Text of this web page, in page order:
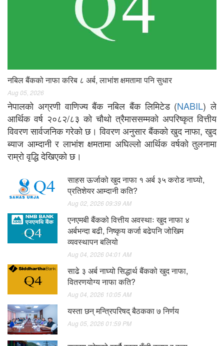
नबिल बैंकको नाफा करिब ८ अर्ब, लाभांश क्षमतामा पनि सुधार
Aug 05, 2026
नेपालको अग्रणी वाणिज्य बैंक नबिल बैंक लिमिटेड (NABIL) ले
आर्थिक वर्ष २०८२/८३ को चौथो त्रैमाससम्मको अपरिष्कृत वित्तीय
विवरण सार्वजनिक गरेको छ। विवरण अनुसार बैंकको खुद नाफा, खुद
ब्याज आम्दानी र लाभांश क्षमतामा अघिल्लो आर्थिक वर्षको तुलनामा
राम्रो वृद्धि देखिएको छ।
साहस ऊर्जाको खुद नाफा १ अर्ब ३५ करोड नाघ्यो,
प्रतिशेयर आम्दानी कति?
Aug 02, 2026 09:39 AM
एनएमबी बैंकको वित्तीय अवस्थाः खुद नाफा ४
अर्बभन्दा बढी, निष्कृय कर्जा बढेपनि जोखिम
व्यवस्थापन बलियो
Aug 04, 2026 04:01 AM
साढे ३ अर्ब नाघ्यो सिद्धार्थ बैंकको खुद नाफा,
वितरणयोग्य नाफा कति?
Aug 04, 2026 10:05 AM
यस्ता छन् मन्त्रिपरिषद् बैठकका ७ निर्णय
Aug 05, 2026 01:59 PM